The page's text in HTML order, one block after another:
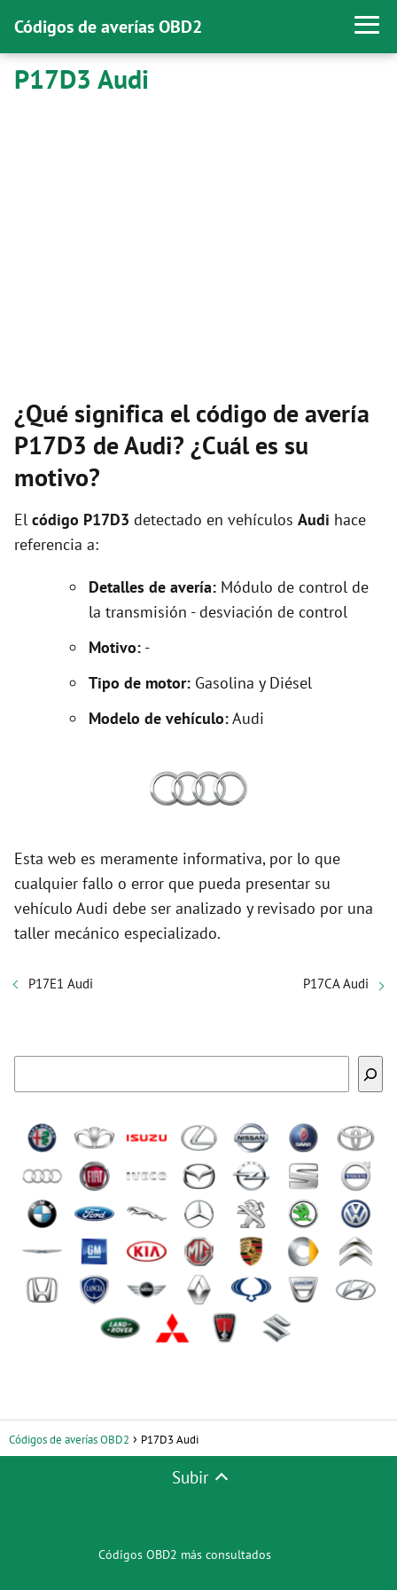
Códigos de averías OBD2
P17D3 Audi
¿Qué significa el código de avería
P17D3 de Audi? ¿Cuál es su
motivo?
El código P17D3 detectado en vehículos Audi hace
referencia a:
Detalles de avería: Módulo de control de
la transmisión - desviación de control
Motivo: -
Tipo de motor: Gasolina y Diésel
Modelo de vehículo:Audi
Esta web es meramente informativa, por lo que
cualquier fallo o error que pueda presentar su
vehículo Audi debe ser analizado y revisado por una
taller mecánico especializado.
P17E1 Audi P17CA Audi
Códigos de averías OBD2 P17D3 Audi
Subir
Códigos OBD2 más consultados